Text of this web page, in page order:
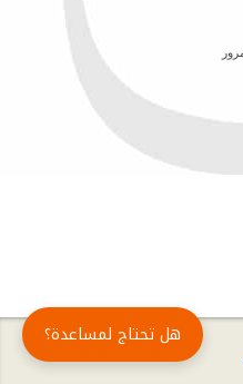
هل تحتاج لمساعدة؟